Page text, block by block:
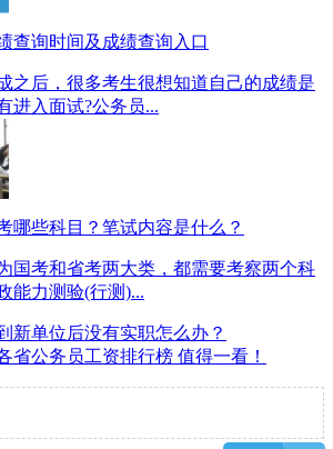
查询时间及成绩查询入口
之后，很多考生很想知道自己的成绩是
进入面试?公务员...
哪些科目？笔试内容是什么？
国考和省考两大类，都需要考察两个科
能力测验(行测)...
新单位后没有实职怎么办？
省公务员工资排行榜 值得一看！